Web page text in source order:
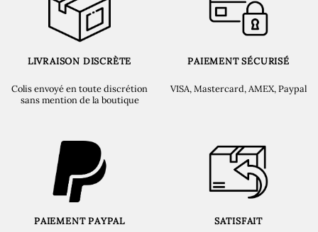
LIVRAISON DISCRÈTE
Colis envoyé en toute discrétion
sans mention de la boutique
PAIEMENT SÉCURISÉ
VISA, Mastercard, AMEX, Paypal
PAIEMENT PAYPAL SATISFAIT